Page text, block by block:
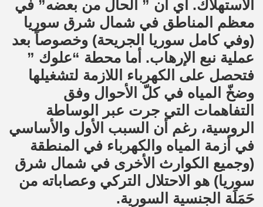
الاستهلاك. أي أن ” الحال من بعضه” في
معظم المناطق في شمال شرق سوريا
(وفي كامل سوريا الجريحة) وخصوصاً بعد
عملية نبع الإرهاب. أما محطة “علوك ”
فتحصل على الكهرباء اللازمة لتشغيلها
وضخّ المياه في كلّ الأحوال وفق
التفاهمات التي جرت عبر الوساطة
الروسية، رغم أن السبب الأول والأساسي
في أزمة المياه والكهرباء في المنطقة
(وجميع الكوارث الأخرى في شمال شرق
سوريا) هو الاحتلال التركي وعصاباته من
حَمَلَة الجنسية السورية.